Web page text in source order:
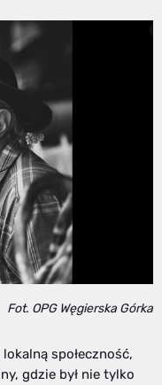
Fot. OPG Węgierska Górka
społeczność,
gdzie był nie tylko